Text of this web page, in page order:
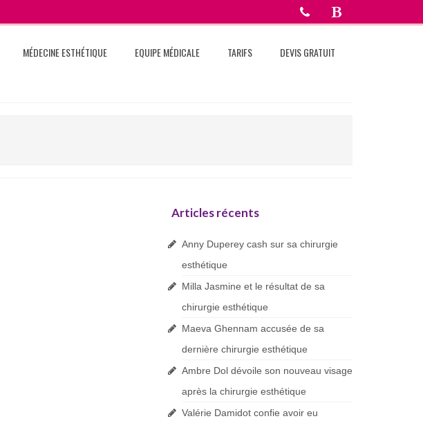
MÉDECINE ESTHÉTIQUE EQUIPE MÉDICALE TARIFS
DEVIS GRATUIT
Articles récents
Anny Duperey cash sur sa chirurgie
esthétique
Milla Jasmine et le résultat de sa
chirurgie esthétique
Maeva Ghennam accusée de sa
dernière chirurgie esthétique
Ambre Dol dévoile son nouveau visage
après la chirurgie esthétique
Valérie Damidot confie avoir eu